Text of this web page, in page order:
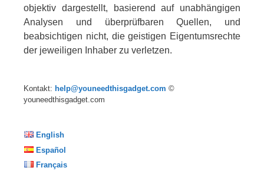
objektiv dargestellt, basierend auf unabhängigen
Analysen und überprüfbaren Quellen, und
beabsichtigen nicht, die geistigen Eigentumsrechte
der jeweiligen Inhaber zu verletzen.
Kontakt: help@youneedthisgadget.com ©
youneedthisgadget.com
English
Español
Français